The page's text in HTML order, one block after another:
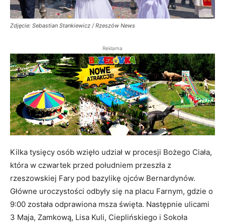
Zdjęcie: Sebastian Stankiewicz / Rzeszów News
Reklama
Kilka tysięcy osób wzięło udział w procesji Bożego Ciała,
która w czwartek przed południem przeszła z
rzeszowskiej Fary pod bazylikę ojców Bernardynów.
Główne uroczystości odbyły się na placu Farnym, gdzie o
9:00 została odprawiona msza święta. Następnie ulicami
3 Maja, Zamkową, Lisa Kuli, Cieplińskiego i Sokoła